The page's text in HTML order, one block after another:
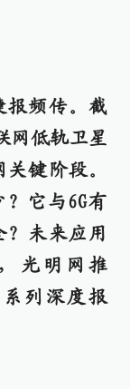
报频传。截
网低轨卫星
键阶段。
它与6G有
？未来应用
光明网推
列深度报